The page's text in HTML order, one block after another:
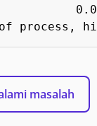
of process,
masalah